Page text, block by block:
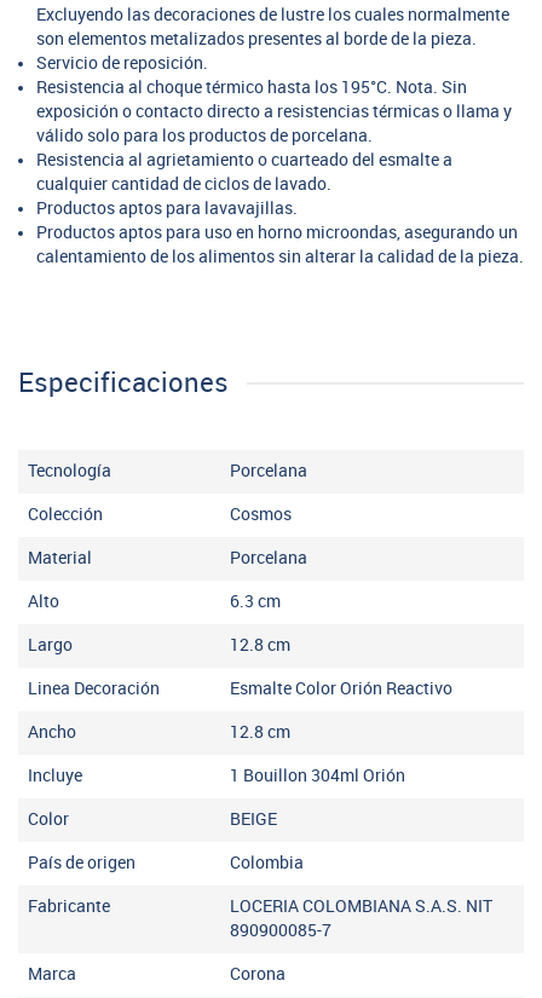
Excluyendo las decoraciones de lustre los cuales normalmente
son elementos metalizados presentes al borde de la pieza.
Servicio de reposición.
Resistencia al choque térmico hasta los 195°C. Nota. Sin
exposición o contacto directo a resistencias térmicas o llama y
válido solo para los productos de porcelana.
Resistencia al agrietamiento o cuarteado del esmalte a
cualquier cantidad de ciclos de lavado.
Productos aptos para lavavajillas.
Productos aptos para uso en horno microondas, asegurando un
calentamiento de los alimentos sin alterar la calidad de la pieza.
Especificaciones
Tecnología Porcelana
Colección Cosmos
Material Porcelana
Alto 6.3 cm
Largo 12.8 cm
Linea Decoración Esmalte Color Orión Reactivo
Ancho 12.8 cm
Incluye 1 Bouillon 304ml Orión
Color BEIGE
País de origen Colombia
Fabricante
LOCERIA COLOMBIANA S.A.S. NIT
890900085-7
Marca Corona